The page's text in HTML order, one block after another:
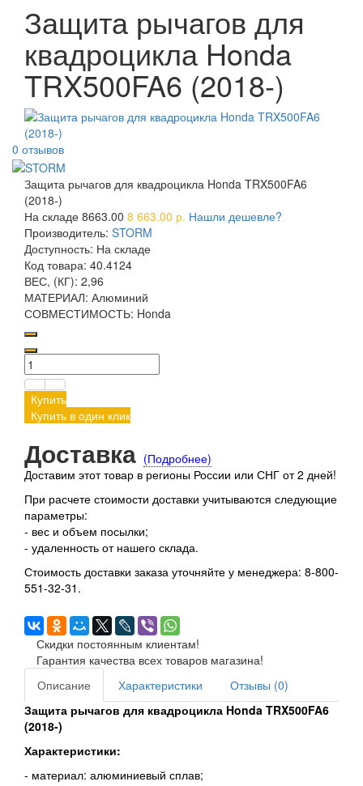
Защита рычагов для
квадроцикла Honda
TRX500FA6 (2018-)
0 отзывов
Защита рычагов для квадроцикла Honda TRX500FA6
(2018-)
На складе 8663.00 8 663.00 р. Нашли дешевле?
Производитель: STORM
Доступность: На складе
Код товара: 40.4124
ВЕС, (КГ): 2,96
МАТЕРИАЛ: Алюминий
СОВМЕСТИМОСТЬ: Honda
Купить
Купить в один клик
Доставка (Подробнее)
Доставим этот товар в регионы России или СНГ от 2 дней!
При расчете стоимости доставки учитываются следующие
параметры:
- вес и объем посылки;
- удаленность от нашего склада.
Стоимость доставки заказа уточняйте у менеджера: 8-800-
551-32-31.
Скидки постоянным клиентам!
Гарантия качества всех товаров магазина!
Описание
Характеристики
Отзывы (0)
Защита рычагов для квадроцикла Honda TRX500FA6
(2018-)
Характеристики:
- материал: алюминиевый сплав;